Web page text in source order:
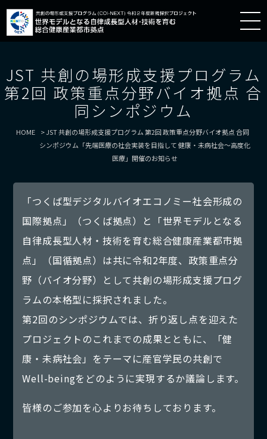
JST 共創の場形成支援プログラム
第2回 政策重点分野バイオ拠点 合
同シンポジウム
HOME
JST 共創の場形成支援プログラム 第2回 政策重点分野バイオ拠点 合同
シンポジウム「先端医療の社会実装を目指して 健康・未病社会～高度化
医療」開催のお知らせ
「つくば型デジタルバイオエコノミー社会形成の
国際拠点」（つくば拠点）と「世界モデルとなる
自律成長型人材・技術を育む総合健康産業都市拠
点」（国循拠点）は共に令和2年度、政策重点分
野（バイオ分野）として共創の場形成支援プログ
ラムの本格型に採択されました。
第2回のシンポジウムでは、折り返し点を迎えた
プロジェクトのこれまでの成果とともに、「健
康・未病社会」をテーマに産官学民の共創で
Well-beingをどのように実現するか議論します。
皆様のご参加を心よりお待ちしております。